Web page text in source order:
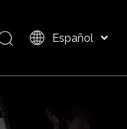
Español
العربية
日本語